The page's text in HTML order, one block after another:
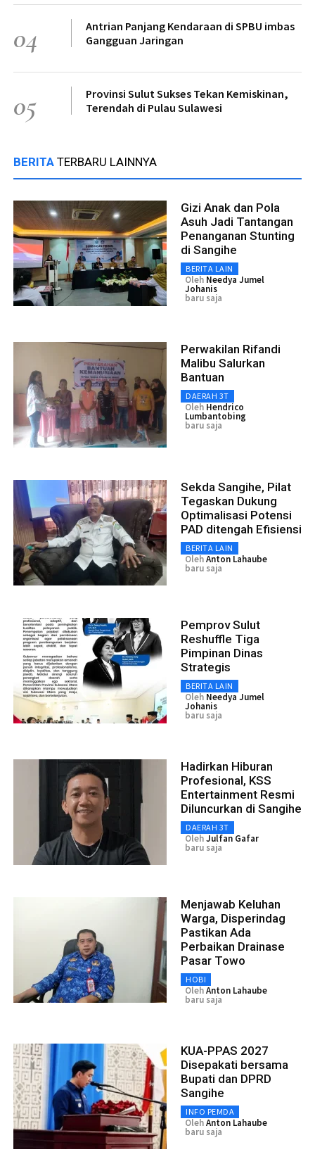
04
Antrian Panjang Kendaraan di SPBU imbas
Gangguan Jaringan
05
Provinsi Sulut Sukses Tekan Kemiskinan,
Terendah di Pulau Sulawesi
BERITA TERBARU LAINNYA
Gizi Anak dan Pola
Asuh Jadi Tantangan
Penanganan Stunting
di Sangihe
BERITA LAIN
Oleh Needya Jumel
Johanis
baru saja
Perwakilan Rifandi
Malibu Salurkan
Bantuan
DAERAH 3T
Oleh Hendrico
Lumbantobing
baru saja
Sekda Sangihe, Pilat
Tegaskan Dukung
Optimalisasi Potensi
PAD ditengah Efisiensi
BERITA LAIN
OlehAnton Lahaube
baru saja
Pemprov Sulut
Reshuffle Tiga
Pimpinan Dinas
Strategis
BERITA LAIN
Oleh Needya Jumel
Johanis
baru saja
Hadirkan Hiburan
Profesional, KSS
Entertainment Resmi
Diluncurkan di Sangihe
DAERAH 3T
OlehJulfan Gafar
baru saja
Menjawab Keluhan
Warga, Disperindag
Pastikan Ada
Perbaikan Drainase
Pasar Towo
HOBI
OlehAnton Lahaube
baru saja
KUA-PPAS 2027
Disepakati bersama
Bupati dan DPRD
Sangihe
INFO PEMDA
OlehAnton Lahaube
baru saja